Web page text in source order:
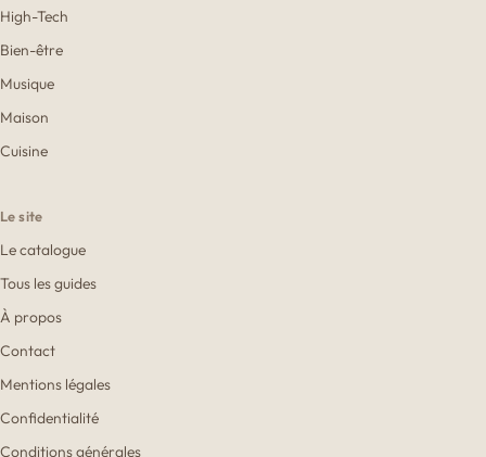
High-Tech
Bien-être
Musique
Maison
Cuisine
Le site
Le catalogue
Tous les guides
À propos
Contact
Mentions légales
Confidentialité
Conditions générales